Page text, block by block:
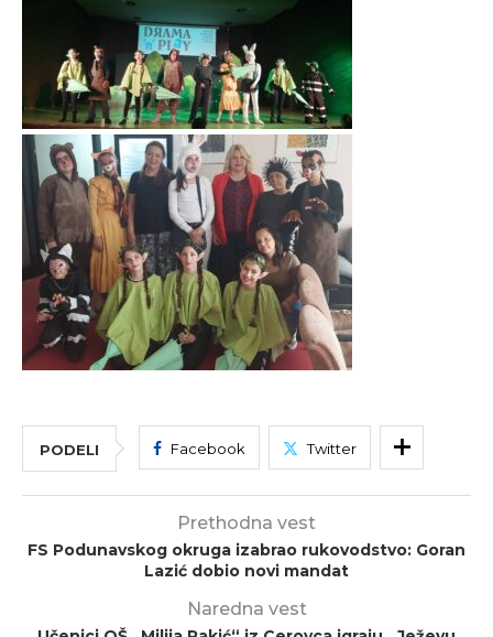
PODELI Facebook Twitter
Prethodna vest
FS Podunavskog okruga izabrao rukovodstvo: Goran
Lazić dobio novi mandat
Naredna vest